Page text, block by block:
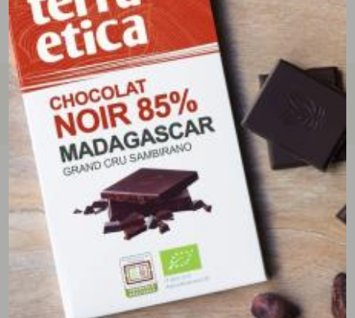
tous les avis clients
(0 avis)
écrire un avis
vous aimerez aussi...